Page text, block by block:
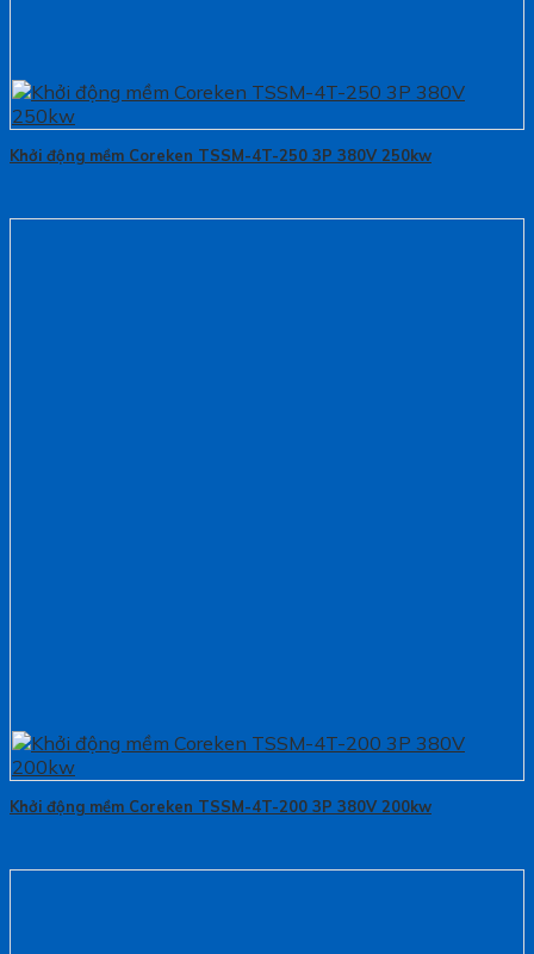
Khởi động mềm Coreken TSSM-4T-250 3P 380V 250kw
Khởi động mềm Coreken TSSM-4T-200 3P 380V 200kw